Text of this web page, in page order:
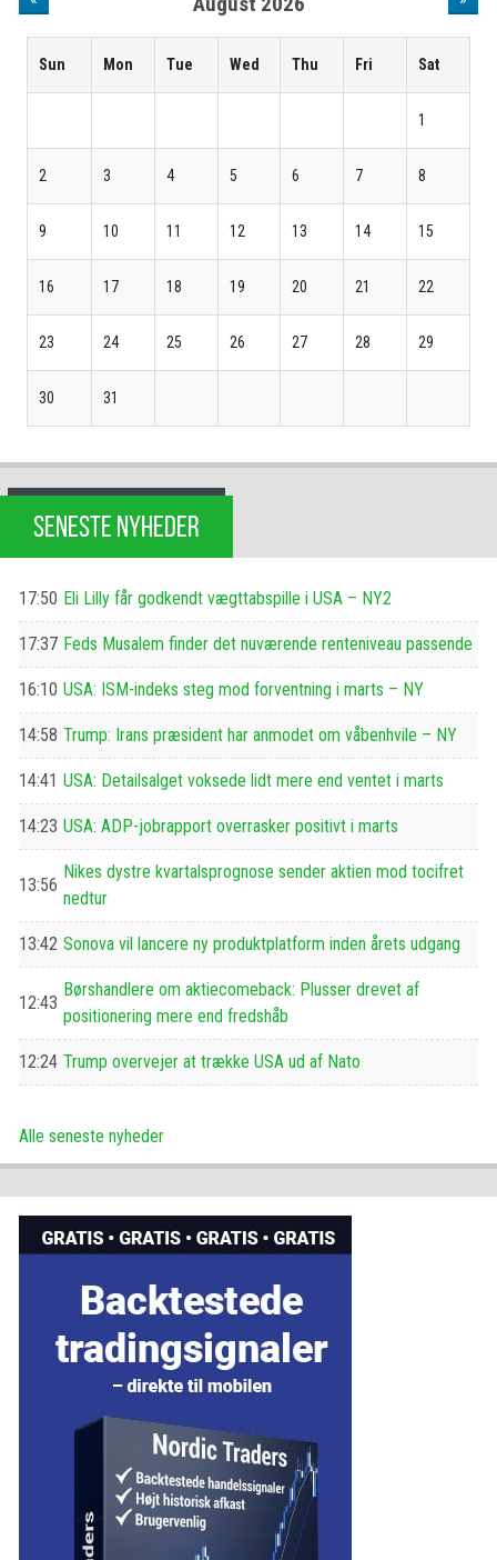
Sun Mon Tue Wed Thu Fri Sat
1
2 3 4 5 6 7 8
9 10 11 12 13 14 15
16 17 18 19 20 21 22
23 24 25 26 27 28 29
30 31
SENESTE NYHEDER
17:50 Eli Lilly får godkendt vægttabspille i USA – NY2
17:37 Feds Musalem finder det nuværende renteniveau passende
16:10 USA: ISM-indeks steg mod forventning i marts – NY
14:58 Trump: Irans præsident har anmodet om våbenhvile – NY
14:41 USA: Detailsalget voksede lidt mere end ventet i marts
14:23 USA: ADP-jobrapport overrasker positivt i marts
13:56
Nikes dystre kvartalsprognose sender aktien mod tocifret
nedtur
13:42 Sonova vil lancere ny produktplatform inden årets udgang
12:43
Børshandlere om aktiecomeback: Plusser drevet af
positionering mere end fredshåb
12:24 Trump overvejer at trække USA ud af Nato
Alle seneste nyheder